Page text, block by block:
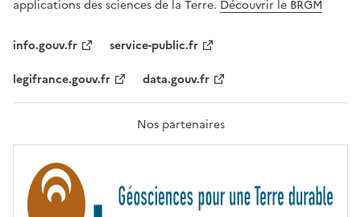
L
F
A
T
R
T
É
applications des sciences de la Terre. Découvrir le BRGM
info.gouv.fr
service-public.fr
legifrance.gouv.fr
data.gouv.fr
Nos partenaires